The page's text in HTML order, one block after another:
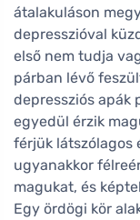
átalakuláson
depresszióval
első nem tudja
párban lévő
depressziós apák
egyedül érzik
férjük látszólagos
ugyanakkor
magukat, és
Egy ördögi kör